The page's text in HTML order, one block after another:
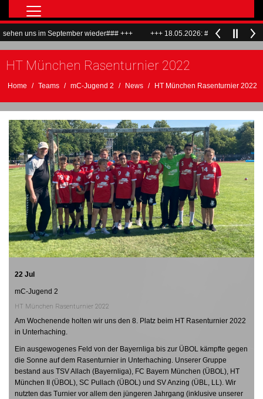
Home
Match Center Live
Verein
ALF
Hallenrundgang
Bilder
LöwenTV
ALF Flyer
September wieder### +++ +++ 18.05.2026: ###Wir sagen Dankeschön
HT München Rasenturnier 2022
Home Teams mC-Jugend 2 News HT München Rasenturnier 2022
22 Jul
mC-Jugend 2
HT München Rasenturnier 2022
Am Wochenende holten wir uns den 8. Platz beim HT Rasenturnier 2022
in Unterhaching.
Ein ausgewogenes Feld von der Bayernliga bis zur ÜBOL kämpfte gegen
die Sonne auf dem Rasenturnier in Unterhaching. Unserer Gruppe
bestand aus TSV Allach (Bayernliga), FC Bayern München (ÜBOL), HT
München II (ÜBOL), SC Pullach (ÜBOL) und SV Anzing (ÜBL, LL). Wir
nutzten das Turnier vor allem den jüngeren Jahrgang (inklusive unserer